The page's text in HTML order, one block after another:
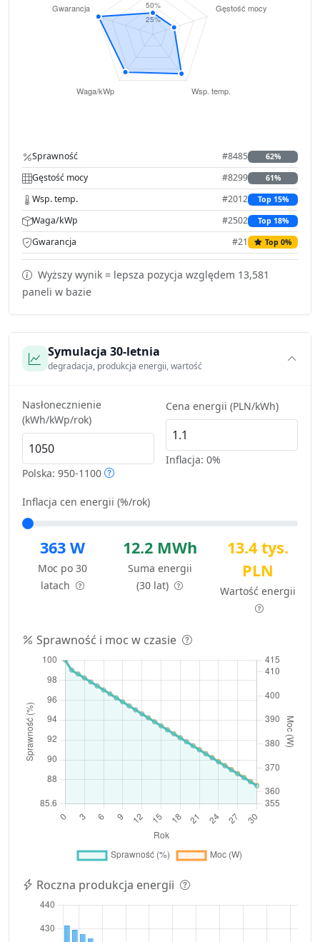
Sprawność #8485 62%
Gęstość mocy #8299 61%
Wsp. temp. #2012 Top 15%
Waga/kWp #2502 Top 18%
Gwarancja #21 Top 0%
Wyższy wynik = lepsza pozycja względem 13,581
paneli w bazie
Symulacja 30-letnia
degradacja, produkcja energii, wartość
Nasłonecznienie
(kWh/kWp/rok)
Polska: 950-1100
Cena energii (PLN/kWh)
Inflacja: 0%
Inflacja cen energii (%/rok)
363 W
Moc po 30
latach
12.2 MWh
Suma energii
(30 lat)
13.4 tys.
PLN
Wartość energii
Sprawność i moc w czasie
Roczna produkcja energii